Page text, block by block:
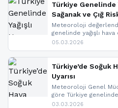
Türkiye Genelinde
Sağanak ve Çığ
Meteoroloji
genelinde yağışlı
bölgelerinde kar
ise çığ tehlikesi
nedeniyle görüş
yaşanabileceği
05.03.2026
Türkiye’de Soğuk
Uyarısı
Meteoroloji Genel
göre Türkiye
oluyor. Birçok il için kar
03.03.2026